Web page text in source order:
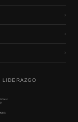
›
›
›
LIDERAZGO